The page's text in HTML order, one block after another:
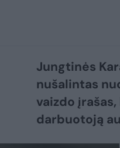
Jungtinės
nušalintas
vaizdo
darbuotoją